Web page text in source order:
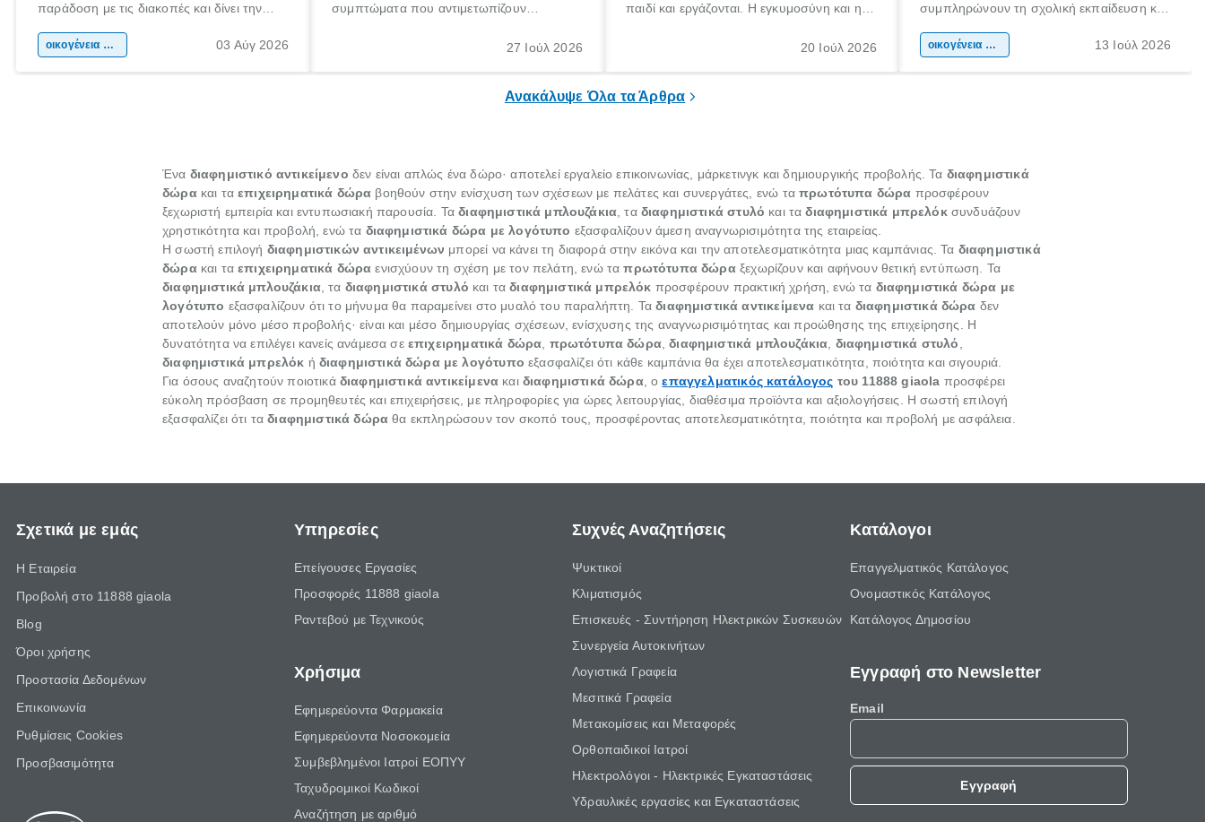
παράδοση με τις διακοπές και δίνει την
χώρας. Είτε πρόκειται για λίγες μέρες
οικογένεια & παιδί 03 Αύγ 2026
συμπτώματα που αντιμετωπίζουν
πληροφορίες για το «κνησμός τι είναι»,
27 Ιούλ 2026
παιδί και εργάζονται. Η εγκυμοσύνη και η
σημαντική περίοδος στη ζωή κάθε20 Ιούλ 2026
συμπληρώνουν τη σχολική εκπαίδευση και
της προσωπικότητας, της κοινωνικότητας
οικογένεια & παιδί 13 Ιούλ 2026
Ανακάλυψε Όλα τα Άρθρα
Ένα διαφημιστικό αντικείμενο δεν είναι απλώς ένα δώρο· αποτελεί εργαλείο επικοινωνίας, μάρκετινγκ και δημιουργικής προβολής. Τα διαφημιστικά
δώρακαι ταεπιχειρηματικά δώρα βοηθούν στην ενίσχυση των σχέσεων με πελάτες και συνεργάτες, ενώ ταπρωτότυπα δώρα προσφέρουν
ξεχωριστή εμπειρία και εντυπωσιακή παρουσία. Ταδιαφημιστικά μπλουζάκια , τα διαφημιστικά στυλό και ταδιαφημιστικά μπρελόκσυνδυάζουν
χρηστικότητα και προβολή, ενώ τα διαφημιστικά δώρα με λογότυπο εξασφαλίζουν άμεση αναγνωρισιμότητα της εταιρείας.
Η σωστή επιλογή διαφημιστικών αντικειμένων μπορεί να κάνει τη διαφορά στην εικόνα και την αποτελεσματικότητα μιας καμπάνιας. Τα διαφημιστικά
δώρακαι ταεπιχειρηματικά δώρα ενισχύουν τη σχέση με τον πελάτη, ενώ ταπρωτότυπα δώραξεχωρίζουν και αφήνουν θετική εντύπωση. Τα
διαφημιστικά μπλουζάκια, τα διαφημιστικά στυλό και ταδιαφημιστικά μπρελόκ προσφέρουν πρακτική χρήση, ενώ τα διαφημιστικά δώρα με
λογότυπο εξασφαλίζουν ότι το μήνυμα θα παραμείνει στο μυαλό του παραλήπτη. Ταδιαφημιστικά αντικείμενα και τα διαφημιστικά δώρα δεν
αποτελούν μόνο μέσο προβολής· είναι και μέσο δημιουργίας σχέσεων, ενίσχυσης της αναγνωρισιμότητας και προώθησης της επιχείρησης. Η
δυνατότητα να επιλέγει κανείς ανάμεσα σε επιχειρηματικά δώρα πρωτότυπα δώρα,διαφημιστικά μπλουζάκια διαφημιστικά στυλό
διαφημιστικά μπρελόκ ή διαφημιστικά δώρα με λογότυπο εξασφαλίζει ότι κάθε καμπάνια θα έχει αποτελεσματικότητα, ποιότητα και σιγουριά.
Για όσους αναζητούν ποιοτικά διαφημιστικά αντικείμενα και διαφημιστικά δώρα, οεπαγγελματικός κατάλογος του 11888 giaola προσφέρει
εύκολη πρόσβαση σε προμηθευτές και επιχειρήσεις, με πληροφορίες για ώρες λειτουργίας, διαθέσιμα προϊόντα και αξιολογήσεις. Η σωστή επιλογή
εξασφαλίζει ότι ταδιαφημιστικά δώρα θα εκπληρώσουν τον σκοπό τους, προσφέροντας αποτελεσματικότητα, ποιότητα και προβολή με ασφάλεια.
Σχετικά με εμάς
Η Εταιρεία
Προβολή στο 11888 giaola
Blog
Όροι χρήσης
Προστασία Δεδομένων
Επικοινωνία
Ρυθμίσεις Cookies
Προσβασιμότητα
Υπηρεσίες
Επείγουσες Εργασίες
Προσφορές 11888 giaola
Ραντεβού με Τεχνικούς
Χρήσιμα
Εφημερεύοντα Φαρμακεία
Εφημερεύοντα Νοσοκομεία
Συμβεβλημένοι Ιατροί ΕΟΠΥΥ
Ταχυδρομικοί Κωδικοί
Αναζήτηση με αριθμό
Συχνές Αναζητήσεις
Ψυκτικοί
Κλιματισμός
Επισκευές - Συντήρηση Ηλεκτρικών Συσκευών
Συνεργεία Αυτοκινήτων
Λογιστικά Γραφεία
Μεσιτικά Γραφεία
Μετακομίσεις και Μεταφορές
Ορθοπαιδικοί Ιατροί
Ηλεκτρολόγοι - Ηλεκτρικές Εγκαταστάσεις
Υδραυλικές εργασίες και Εγκαταστάσεις
Κατάλογοι
Επαγγελματικός Κατάλογος
Ονομαστικός Κατάλογος
Κατάλογος Δημοσίου
Εγγραφή στο Newsletter
Email
Εγγραφή